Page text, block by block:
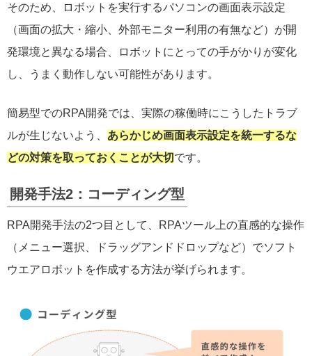
そのため、ロボットを実行するパソコンの画面表示設定
（画面の拡大・縮小、外部モニター利用の有無など）が開
発環境と異なる場合、ロボットにとっての手がかりが変化
し、うまく動作しない可能性があります。
簡易型でのRPA開発では、実際の稼働時にこうしたトラブ
ルが生じないよう、 あらかじめ画面表示設定を統一するな
どの対策を取っておくことが大切 です。
開発手法2：コーディング型
RPA開発手法の2つ目として、RPAツール上の直感的な操作
（メニュー選択、ドラッグアンドドロップなど）でソフト
ウエアロボットを作成する方法が挙げられます。